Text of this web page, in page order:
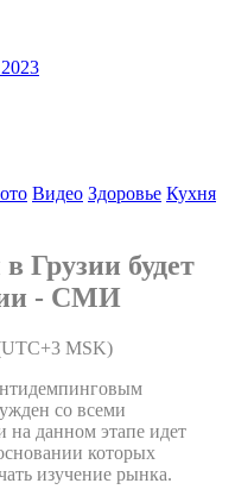
Видео Здоровье Кухня
Грузии будет
- СМИ
MSK)
со всеми
на данном этапе идет
которых
изучение рынка.